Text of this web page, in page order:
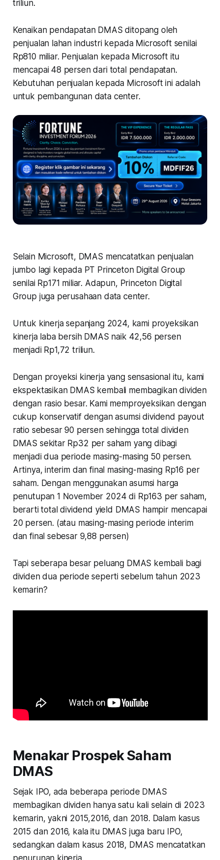
triliun.
Kenaikan pendapatan DMAS ditopang oleh
penjualan lahan industri kepada Microsoft senilai
Rp810 miliar. Penjualan kepada Microsoft itu
mencapai 48 persen dari total pendapatan.
Kebutuhan penjualan kepada Microsoft ini adalah
untuk pembangunan data center.
Selain Microsoft, DMAS mencatatkan penjualan
jumbo lagi kepada PT Princeton Digital Group
senilai Rp171 miliar. Adapun, Princeton Digital
Group juga perusahaan data center.
Untuk kinerja sepanjang 2024, kami proyeksikan
kinerja laba bersih DMAS naik 42,56 persen
menjadi Rp1,72 triliun.
Dengan proyeksi kinerja yang sensasional itu, kami
ekspektasikan DMAS kembali membagikan dividen
dengan rasio besar. Kami memproyeksikan dengan
cukup konservatif dengan asumsi dividend payout
ratio sebesar 90 persen sehingga total dividen
DMAS sekitar Rp32 per saham yang dibagi
menjadi dua periode masing-masing 50 persen.
Artinya, interim dan final masing-masing Rp16 per
saham. Dengan menggunakan asumsi harga
penutupan 1 November 2024 di Rp163 per saham,
berarti total dividend yield DMAS hampir mencapai
20 persen. (atau masing-masing periode interim
dan final sebesar 9,88 persen)
Tapi seberapa besar peluang DMAS kembali bagi
dividen dua periode seperti sebelum tahun 2023
kemarin?
Menakar Prospek Saham
DMAS
Sejak IPO, ada beberapa periode DMAS
membagikan dividen hanya satu kali selain di 2023
kemarin, yakni 2015,2016, dan 2018. Dalam kasus
2015 dan 2016, kala itu DMAS juga baru IPO,
sedangkan dalam kasus 2018, DMAS mencatatkan